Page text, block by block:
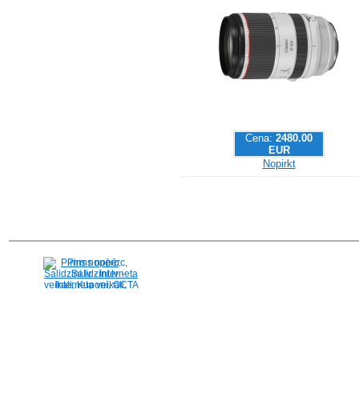
Cena: 2480.00
EUR
Nopirkt
Pirms nopērc,
Salidzini.lv - Interneta
veikali, Kuponi, OCTA